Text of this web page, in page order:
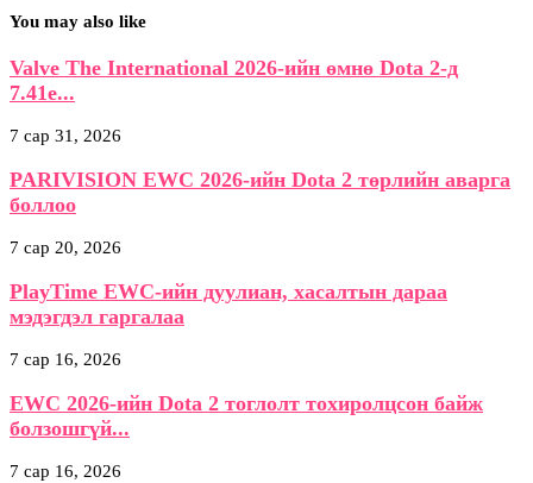
You may also like
Valve The International 2026-ийн өмнө Dota 2-д
7.41e...
7 сар 31, 2026
PARIVISION EWC 2026-ийн Dota 2 төрлийн аварга
боллоо
7 сар 20, 2026
PlayTime EWC-ийн дуулиан, хасалтын дараа
мэдэгдэл гаргалаа
7 сар 16, 2026
EWC 2026-ийн Dota 2 тоглолт тохиролцсон байж
болзошгүй...
7 сар 16, 2026